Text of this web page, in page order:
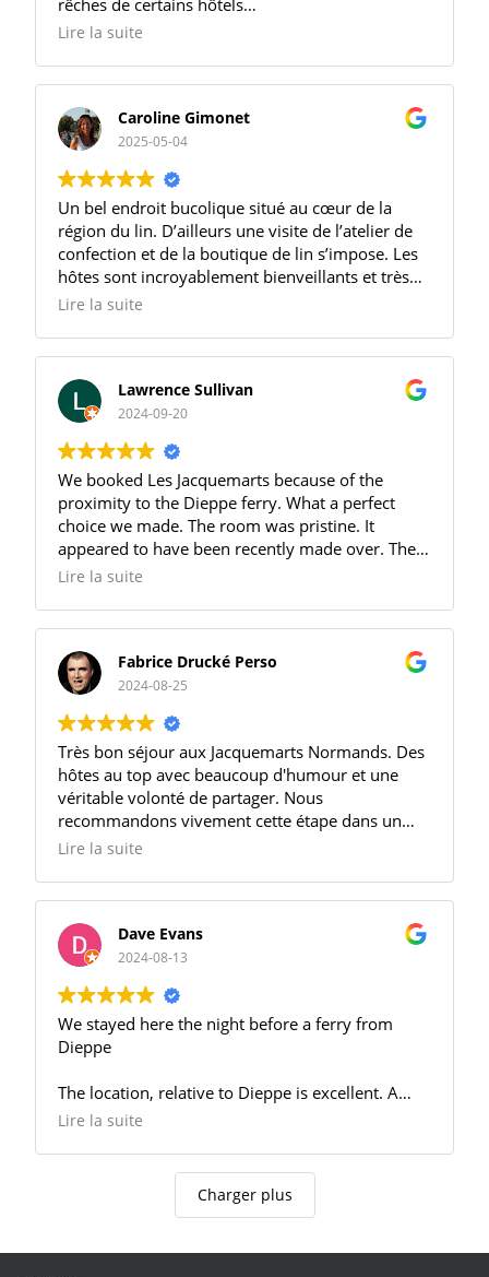
wärmstens empfehlen!
Petit déjeuner excellent
yaourts
Nous sommes ravis de ce trop court séjour et
reviendrons sans doute.
N'hésitez pas à faire un tour à la boutique de
confection en lin à côté, vous y trouverez pleins
de jolis cadeaux pour vous et vos proches
Nous reviendrons
Lire la suite
Caroline Gimonet
2025-05-04
Un bel endroit bucolique situé au cœur de la
région du lin. D’ailleurs une visite de l’atelier de
confection et de la boutique de lin s’impose. Les
hôtes sont incroyablement bienveillants et très
sympas. Nous avons dormi comme des loirs
Lire la suite
Lawrence Sullivan
2024-09-20
We booked Les Jacquemarts because of the
proximity to the Dieppe ferry. What a perfect
choice we made. The room was pristine. It
appeared to have been recently made over. The
bed was very comfortable, all the bed linen was
shower. The breakfast was filling and delicious.
fault it. There was a little town nearby (Totes)
which had various amenities and a large
supermarket.
Lire la suite
Fabrice Drucké Perso
2024-08-25
Très bon séjour aux Jacquemarts Normands. Des
hôtes au top avec beaucoup d'humour et une
véritable volonté de partager. Nous
recommandons vivement cette étape dans un
parcours normand.
Lire la suite
Dave Evans
2024-08-13
We stayed here the night before a ferry from
Dieppe
The location, relative to Dieppe is excellent. A
perfect location for a stop-over on arrival to, or
Set in a lovely village in farmland, it was just
Lovely hosts, lovely house etc
Lire la suite
Charger plus